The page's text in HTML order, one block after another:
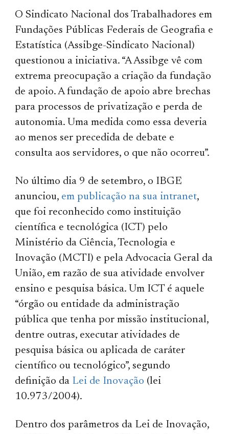
O Sindicato Nacional dos Trabalhadores em
Fundações Públicas Federais de Geografia e
Estatística (Assibge-Sindicato Nacional)
questionou a iniciativa. “A Assibge vê com
extrema preocupação a criação da fundação
de apoio. A fundação de apoio abre brechas
para processos de privatização e perda de
autonomia. Uma medida como essa deveria
ao menos ser precedida de debate e
consulta aos servidores, o que não ocorreu”.
No último dia 9 de setembro, o IBGE
anunciou, em publicação na sua intranet,
que foi reconhecido como instituição
científica e tecnológica (ICT) pelo
Ministério da Ciência, Tecnologia e
Inovação (MCTI) e pela Advocacia Geral da
União, em razão de sua atividade envolver
ensino e pesquisa básica. Um ICT é aquele
“órgão ou entidade da administração
pública que tenha por missão institucional,
dentre outras, executar atividades de
pesquisa básica ou aplicada de caráter
científico ou tecnológico”, segundo
definição da Lei de Inovação (lei
10.973/2004).
Dentro dos parâmetros da Lei de Inovação,